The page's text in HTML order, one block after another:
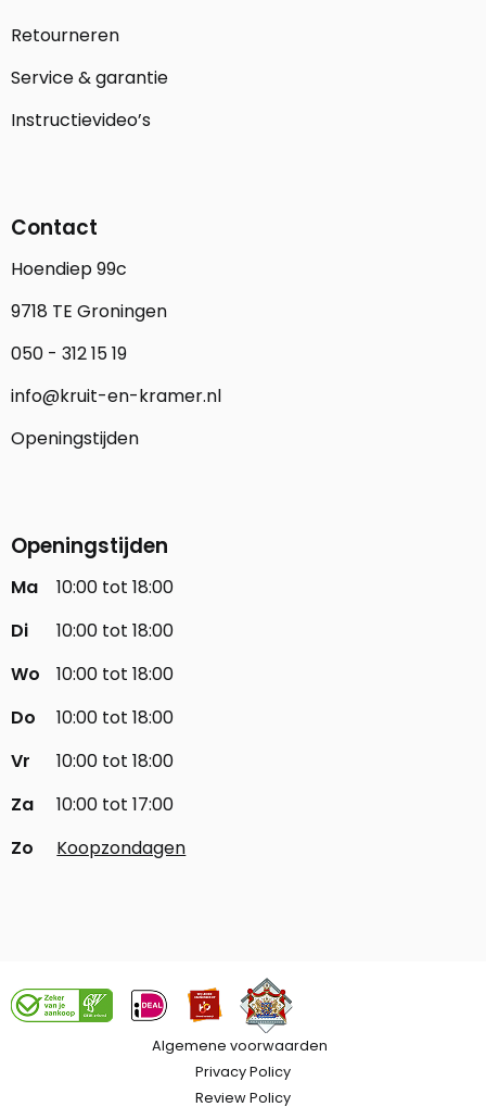
Retourneren
Service & garantie
Instructievideo’s
Contact
Hoendiep 99c
9718 TE Groningen
050 - 312 15 19
info@kruit-en-kramer.nl
Openingstijden
Openingstijden
Ma
10:00 tot 18:00
Di
10:00 tot 18:00
Wo
10:00 tot 18:00
Do
10:00 tot 18:00
Vr
10:00 tot 18:00
Za
10:00 tot 17:00
Zo
Koopzondagen
Algemene voorwaarden
Privacy Policy
Review Policy